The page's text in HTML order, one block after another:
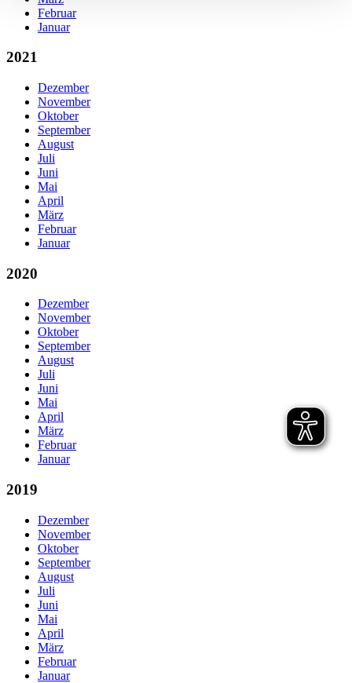
Februar
Januar
2021
Dezember
November
Oktober
September
August
Juli
Juni
Mai
April
März
Februar
Januar
2020
Dezember
November
Oktober
September
August
Juli
Juni
Mai
April
März
Februar
Januar
2019
Dezember
November
Oktober
September
August
Juli
Juni
Mai
April
März
Februar
Januar